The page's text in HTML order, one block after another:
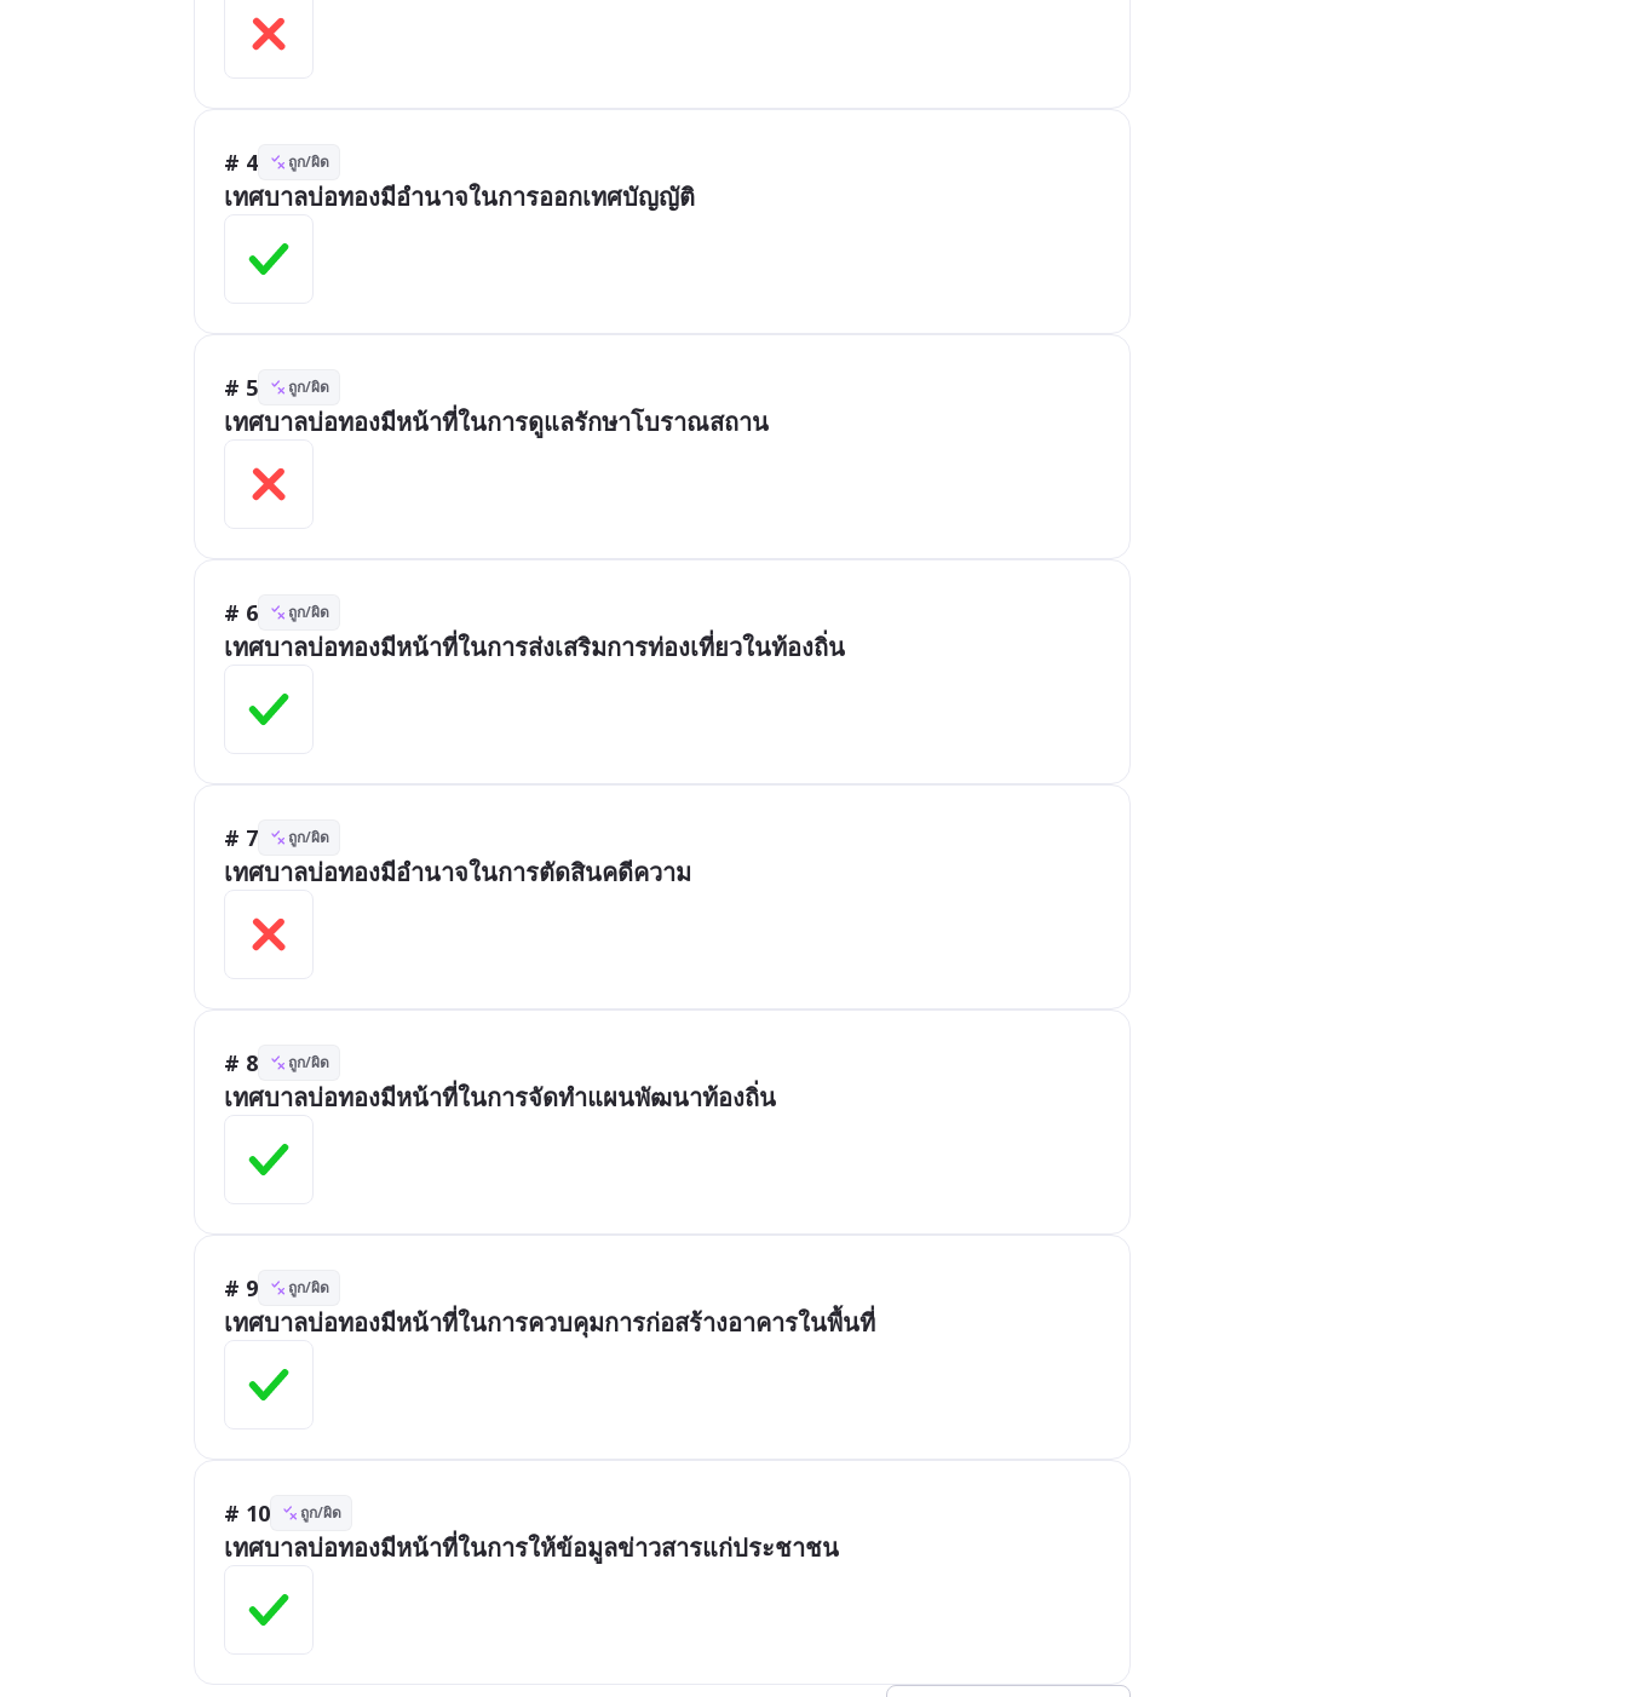
# 4 ถูก/ผิด
เทศบาลบ่อทองมีอำนาจในการออกเทศบัญญัติ
# 5 ถูก/ผิด
เทศบาลบ่อทองมีหน้าที่ในการดูแลรักษาโบราณสถาน
# 6 ถูก/ผิด
เทศบาลบ่อทองมีหน้าที่ในการส่งเสริมการท่องเที่ยวในท้องถิ่น
# 7 ถูก/ผิด
เทศบาลบ่อทองมีอำนาจในการตัดสินคดีความ
# 8 ถูก/ผิด
เทศบาลบ่อทองมีหน้าที่ในการจัดทำแผนพัฒนาท้องถิ่น
# 9 ถูก/ผิด
เทศบาลบ่อทองมีหน้าที่ในการควบคุมการก่อสร้างอาคารในพื้นที่
# 10 ถูก/ผิด
เทศบาลบ่อทองมีหน้าที่ในการให้ข้อมูลข่าวสารแก่ประชาชน